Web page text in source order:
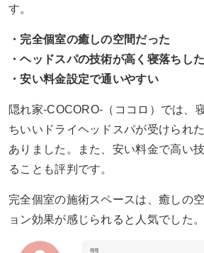
す。
・完全個室の癒しの空間だった
・ヘッドスパの技術が高く寝落ちした
・安い料金設定で通いやすい
隠れ家-COCORO-（ココロ）では、
ちいいドライヘッドスパが受けられ
ありました。また、安い料金で高い
ることも評判です。
完全個室の施術スペースは、癒しの
ョン効果が感じられると人気でした。